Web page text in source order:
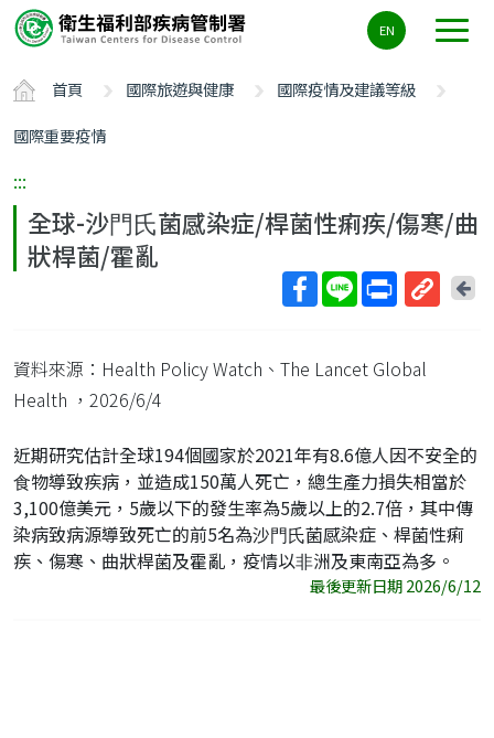
要
容
ALT+C
EN
首頁 國際旅遊與健康
國際疫情及建議等級
國際重要疫情
:::
全球-沙⾨⽒菌感染症/桿菌性痢疾/傷寒/曲
狀桿菌/霍亂
短
回
資料來源：Health Policy Watch、The Lancet Global
Health ，2026/6/4
近期研究估計全球194個國家於2021年有8.6億⼈因不安全的
⾷物導致疾病，並造成150萬⼈死亡，總⽣產⼒損失相當於
3,100億美元，5歲以下的發⽣率為5歲以上的2.7倍，其中傳
染病致病源導致死亡的前5名為沙⾨⽒菌感染症、桿菌性痢
疾、傷寒、曲狀桿菌及霍亂，疫情以⾮洲及東南亞為多。
最後更新日期 2026/6/12